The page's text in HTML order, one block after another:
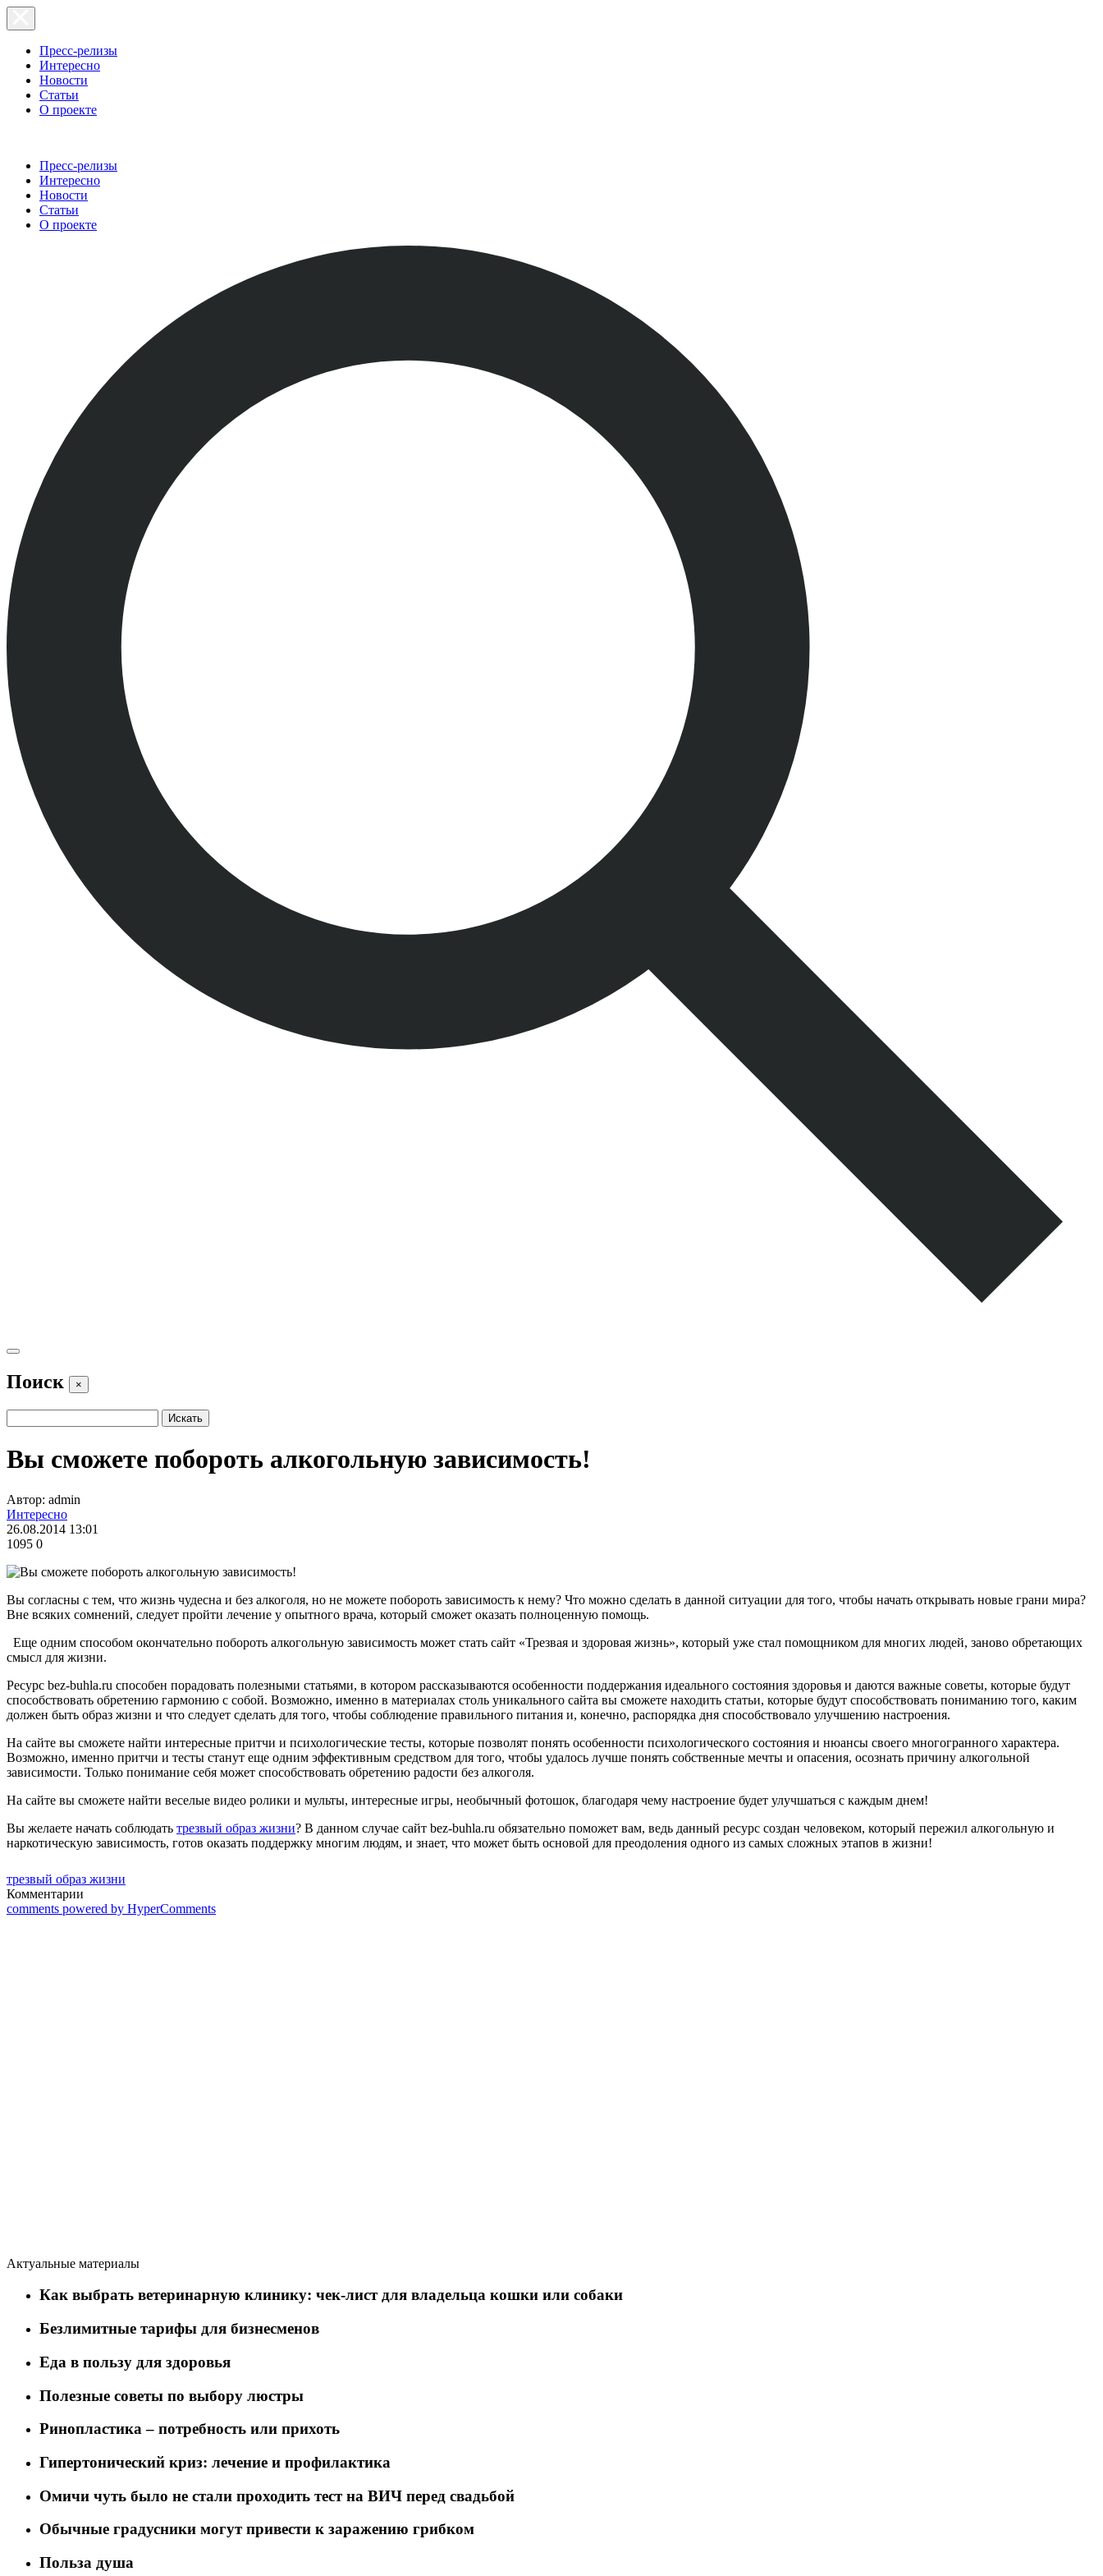
Пресс-релизы
Интересно
Новости
Статьи
О проекте
Пресс-релизы
Интересно
Новости
Статьи
О проекте
Поиск ×
Вы сможете побороть алкогольную зависимость!
Автор: admin
Интересно
26.08.2014 13:01
1095 0
Вы согласны с тем, что жизнь чудесна и без алкоголя, но не можете побороть зависимость к нему? Что можно сделать в данной ситуации для того, чтобы начать открывать новые грани мира?
Вне всяких сомнений, следует пройти лечение у опытного врача, который сможет оказать полноценную помощь.
Еще одним способом окончательно побороть алкогольную зависимость может стать сайт «Трезвая и здоровая жизнь», который уже стал помощником для многих людей, заново обретающих
смысл для жизни.
Ресурс bez-buhla.ru способен порадовать полезными статьями, в котором рассказываются особенности поддержания идеального состояния здоровья и даются важные советы, которые будут
способствовать обретению гармонию с собой. Возможно, именно в материалах столь уникального сайта вы сможете находить статьи, которые будут способствовать пониманию того, каким
должен быть образ жизни и что следует сделать для того, чтобы соблюдение правильного питания и, конечно, распорядка дня способствовало улучшению настроения.
На сайте вы сможете найти интересные притчи и психологические тесты, которые позволят понять особенности психологического состояния и нюансы своего многогранного характера.
Возможно, именно притчи и тесты станут еще одним эффективным средством для того, чтобы удалось лучше понять собственные мечты и опасения, осознать причину алкогольной
зависимости. Только понимание себя может способствовать обретению радости без алкоголя.
На сайте вы сможете найти веселые видео ролики и мульты, интересные игры, необычный фотошок, благодаря чему настроение будет улучшаться с каждым днем!
Вы желаете начать соблюдать трезвый образ жизни? В данном случае сайт bez-buhla.ru обязательно поможет вам, ведь данный ресурс создан человеком, который пережил алкогольную и
наркотическую зависимость, готов оказать поддержку многим людям, и знает, что может быть основой для преодоления одного из самых сложных этапов в жизни!
трезвый образ жизни
Комментарии
comments powered by HyperComments
Актуальные материалы
Как выбрать ветеринарную клинику: чек-лист для владельца кошки или собаки
Безлимитные тарифы для бизнесменов
Еда в пользу для здоровья
Полезные советы по выбору люстры
Ринопластика – потребность или прихоть
Гипертонический криз: лечение и профилактика
Омичи чуть было не стали проходить тест на ВИЧ перед свадьбой
Обычные градусники могут привести к заражению грибком
Польза душа